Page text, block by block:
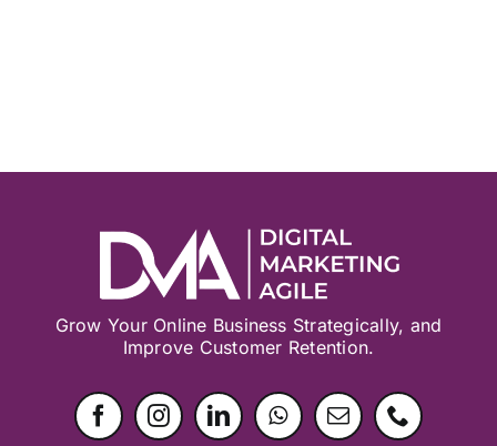
Grow Your Online Business Strategically, and
Improve Customer Retention.